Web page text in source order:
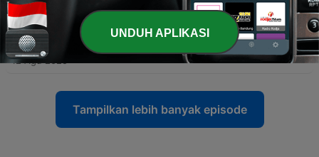
128 - ŠOKUJÚCA REFORMA V ŠKOLSTVE: Budú
súkromné a cirkevné školy krvácať? | Horecký &
Chovanculiak
12 Agu 2025
Tampilkan lebih banyak episode
UNDUH APLIKASI